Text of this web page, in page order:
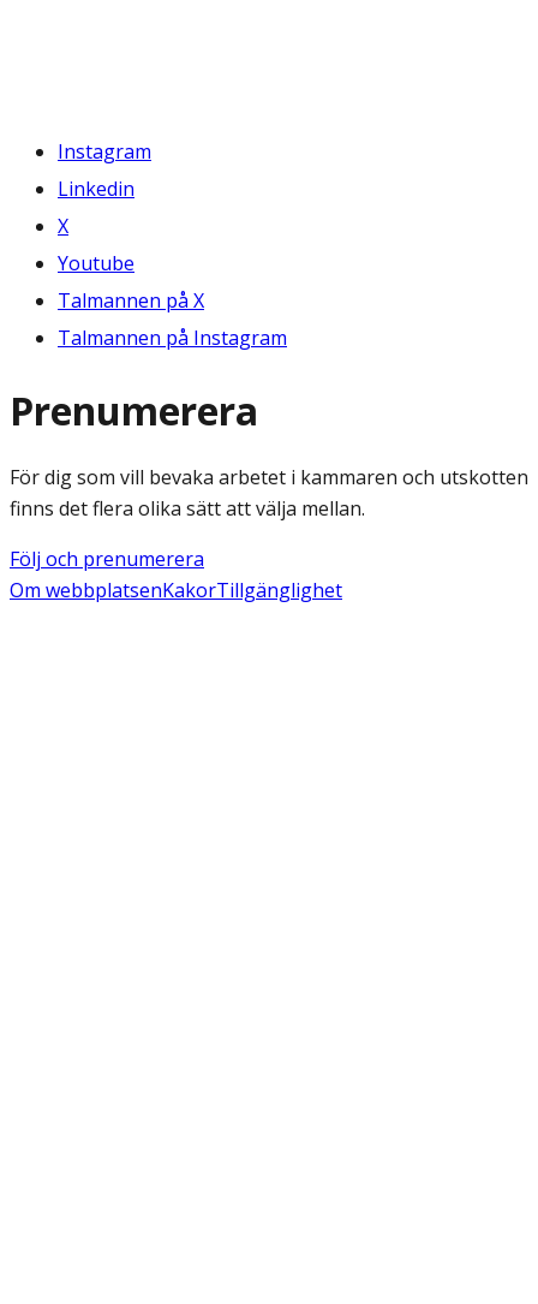
Instagram
Linkedin
X
Youtube
Talmannen på X
Talmannen på Instagram
Prenumerera
För dig som vill bevaka arbetet i kammaren och utskotten
finns det flera olika sätt att välja mellan.
Följ och prenumerera
Om webbplatsenKakorTillgänglighet